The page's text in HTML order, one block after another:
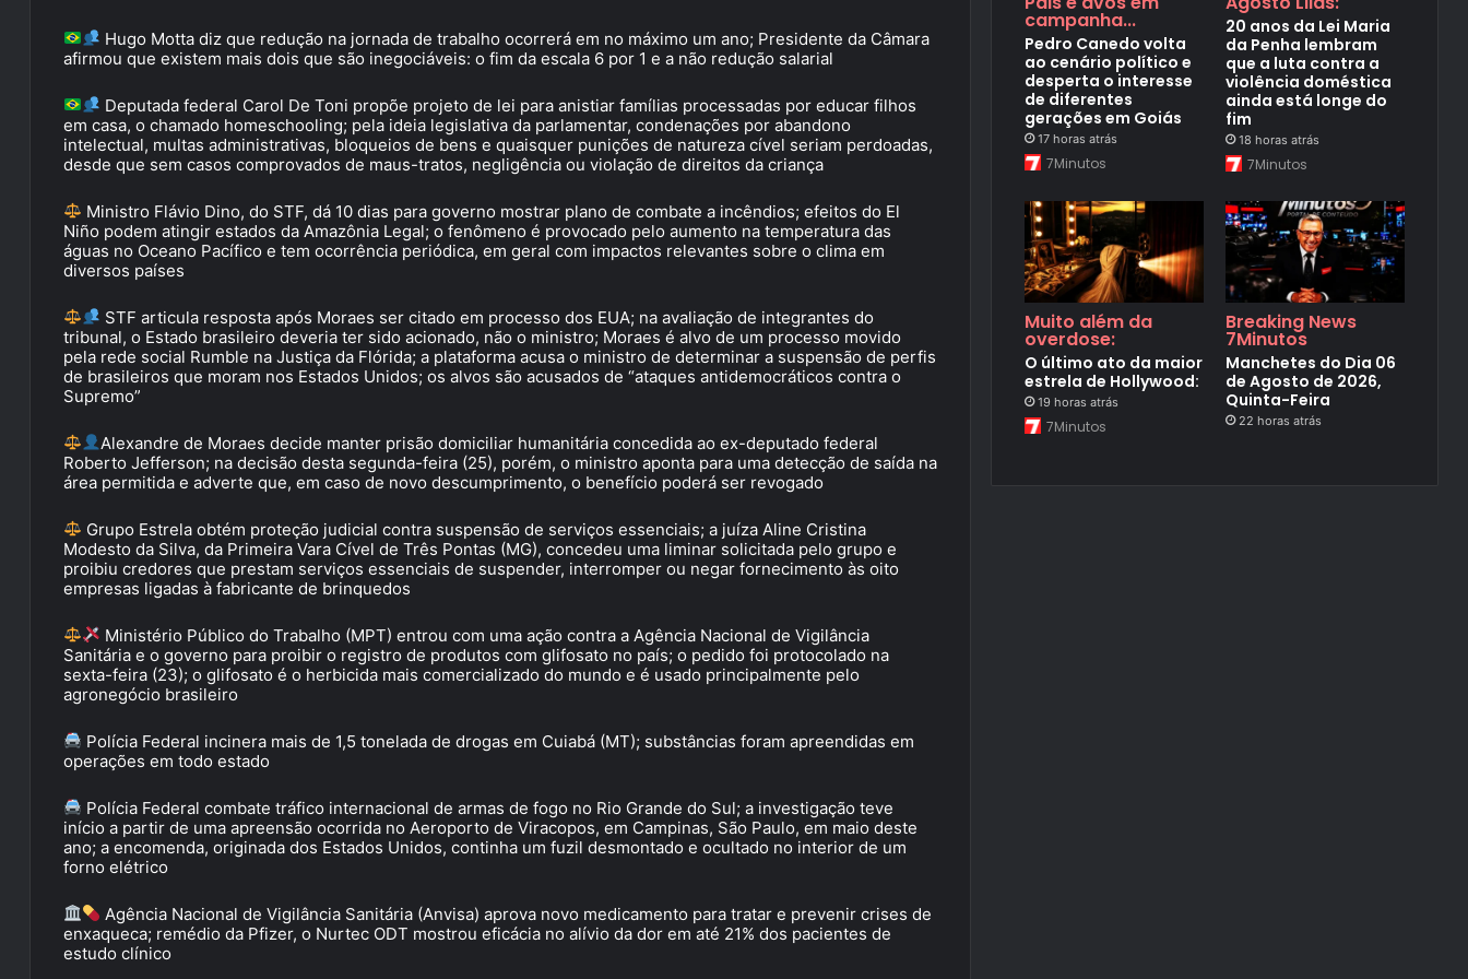
Hugo Motta diz que redução na jornada de trabalho ocorrerá em no máximo um ano; Presidente da Câmara
afirmou que existem mais dois que são inegociáveis: o fim da escala 6 por 1 e a não redução salarial
Deputada federal Carol De Toni propõe projeto de lei para anistiar famílias processadas por educar filhos
em casa, o chamado homeschooling; pela ideia legislativa da parlamentar, condenações por abandono
intelectual, multas administrativas, bloqueios de bens e quaisquer punições de natureza cível seriam perdoadas,
desde que sem casos comprovados de maus-tratos, negligência ou violação de direitos da criança
Ministro Flávio Dino, do STF, dá 10 dias para governo mostrar plano de combate a incêndios; efeitos do El
Niño podem atingir estados da Amazônia Legal; o fenômeno é provocado pelo aumento na temperatura das
águas no Oceano Pacífico e tem ocorrência periódica, em geral com impactos relevantes sobre o clima em
diversos países
STF articula resposta após Moraes ser citado em processo dos EUA; na avaliação de integrantes do
tribunal, o Estado brasileiro deveria ter sido acionado, não o ministro; Moraes é alvo de um processo movido
pela rede social Rumble na Justiça da Flórida; a plataforma acusa o ministro de determinar a suspensão de perfis
de brasileiros que moram nos Estados Unidos; os alvos são acusados de “ataques antidemocráticos contra o
Supremo”
Alexandre de Moraes decide manter prisão domiciliar humanitária concedida ao ex-deputado federal
Roberto Jefferson; na decisão desta segunda-feira (25), porém, o ministro aponta para uma detecção de saída na
área permitida e adverte que, em caso de novo descumprimento, o benefício poderá ser revogado
Grupo Estrela obtém proteção judicial contra suspensão de serviços essenciais; a juíza Aline Cristina
Modesto da Silva, da Primeira Vara Cível de Três Pontas (MG), concedeu uma liminar solicitada pelo grupo e
proibiu credores que prestam serviços essenciais de suspender, interromper ou negar fornecimento às oito
empresas ligadas à fabricante de brinquedos
Ministério Público do Trabalho (MPT) entrou com uma ação contra a Agência Nacional de Vigilância
Sanitária e o governo para proibir o registro de produtos com glifosato no país; o pedido foi protocolado na
sexta-feira (23); o glifosato é o herbicida mais comercializado do mundo e é usado principalmente pelo
agronegócio brasileiro
Polícia Federal incinera mais de 1,5 tonelada de drogas em Cuiabá (MT); substâncias foram apreendidas em
operações em todo estado
Polícia Federal combate tráfico internacional de armas de fogo no Rio Grande do Sul; a investigação teve
início a partir de uma apreensão ocorrida no Aeroporto de Viracopos, em Campinas, São Paulo, em maio deste
ano; a encomenda, originada dos Estados Unidos, continha um fuzil desmontado e ocultado no interior de um
forno elétrico
Agência Nacional de Vigilância Sanitária (Anvisa) aprova novo medicamento para tratar e prevenir crises de
enxaqueca; remédio da Pfizer, o Nurtec ODT mostrou eficácia no alívio da dor em até 21% dos pacientes de
estudo clínico
campanha...
Pedro Canedo volta
ao cenário político e
desperta o interesse
de diferentes
gerações em Goiás
17 horas atrás
7Minutos
20 anos da Lei Maria
da Penha lembram
que a luta contra a
violência doméstica
ainda está longe do
fim
18 horas atrás
7Minutos
Muito além da
overdose:
O último ato da maior
estrela de Hollywood:
19 horas atrás
7Minutos
Breaking News
7Minutos
Manchetes do Dia 06
de Agosto de 2026,
Quinta-Feira
22 horas atrás